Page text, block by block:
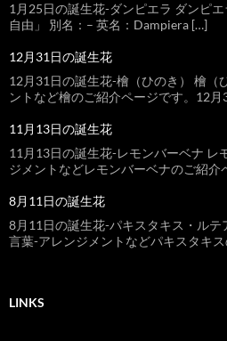
1月25日の誕生花-ダンピエラ ダンピ
自由」 別名：– 英名：Dampiera […]
12月31日の誕生花
12月31日の誕生花-檜（ひのき） 檜（
ントなど檜のご紹介ページです。12
11月13日の誕生花
11月13日の誕生花-レモンバーベナ レ
ジメントなどレモンバーベナのご紹介
8月11日の誕生花
8月11日の誕生花-パキスタキス・ル
言葉-アレンジメントなどパキスタキ
LINKS